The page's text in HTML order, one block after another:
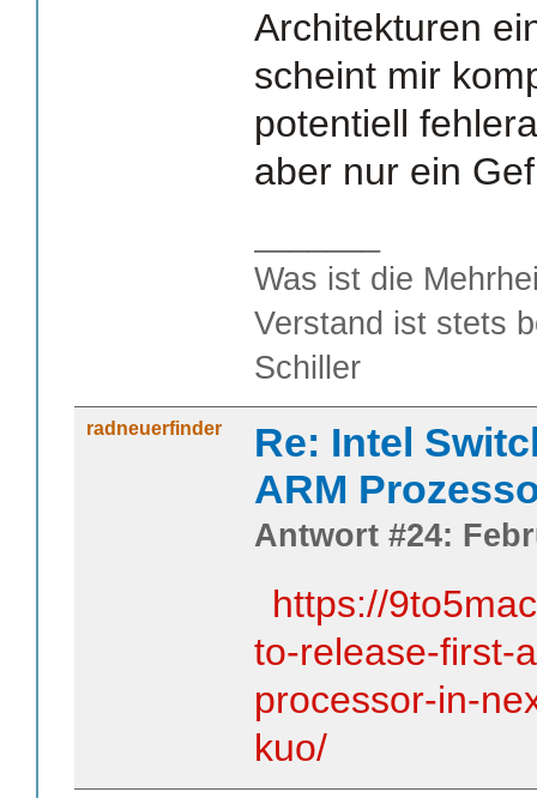
Architekturen
scheint mir
potentiell
aber nur ein
Was ist die
Verstand ist stets
Schiller
radneuerfinder
Re: Intel
ARM
Antwort #24:
https://
to-release-first-
processor-in-
kuo/